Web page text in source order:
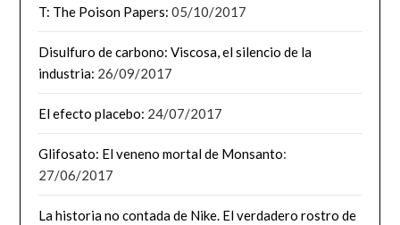
T: The Poison Papers: 05/10/2017
Disulfuro de carbono: Viscosa, el silencio de la
industria: 26/09/2017
El efecto placebo: 24/07/2017
Glifosato: El veneno mortal de Monsanto:
27/06/2017
La historia no contada de Nike. El verdadero rostro de